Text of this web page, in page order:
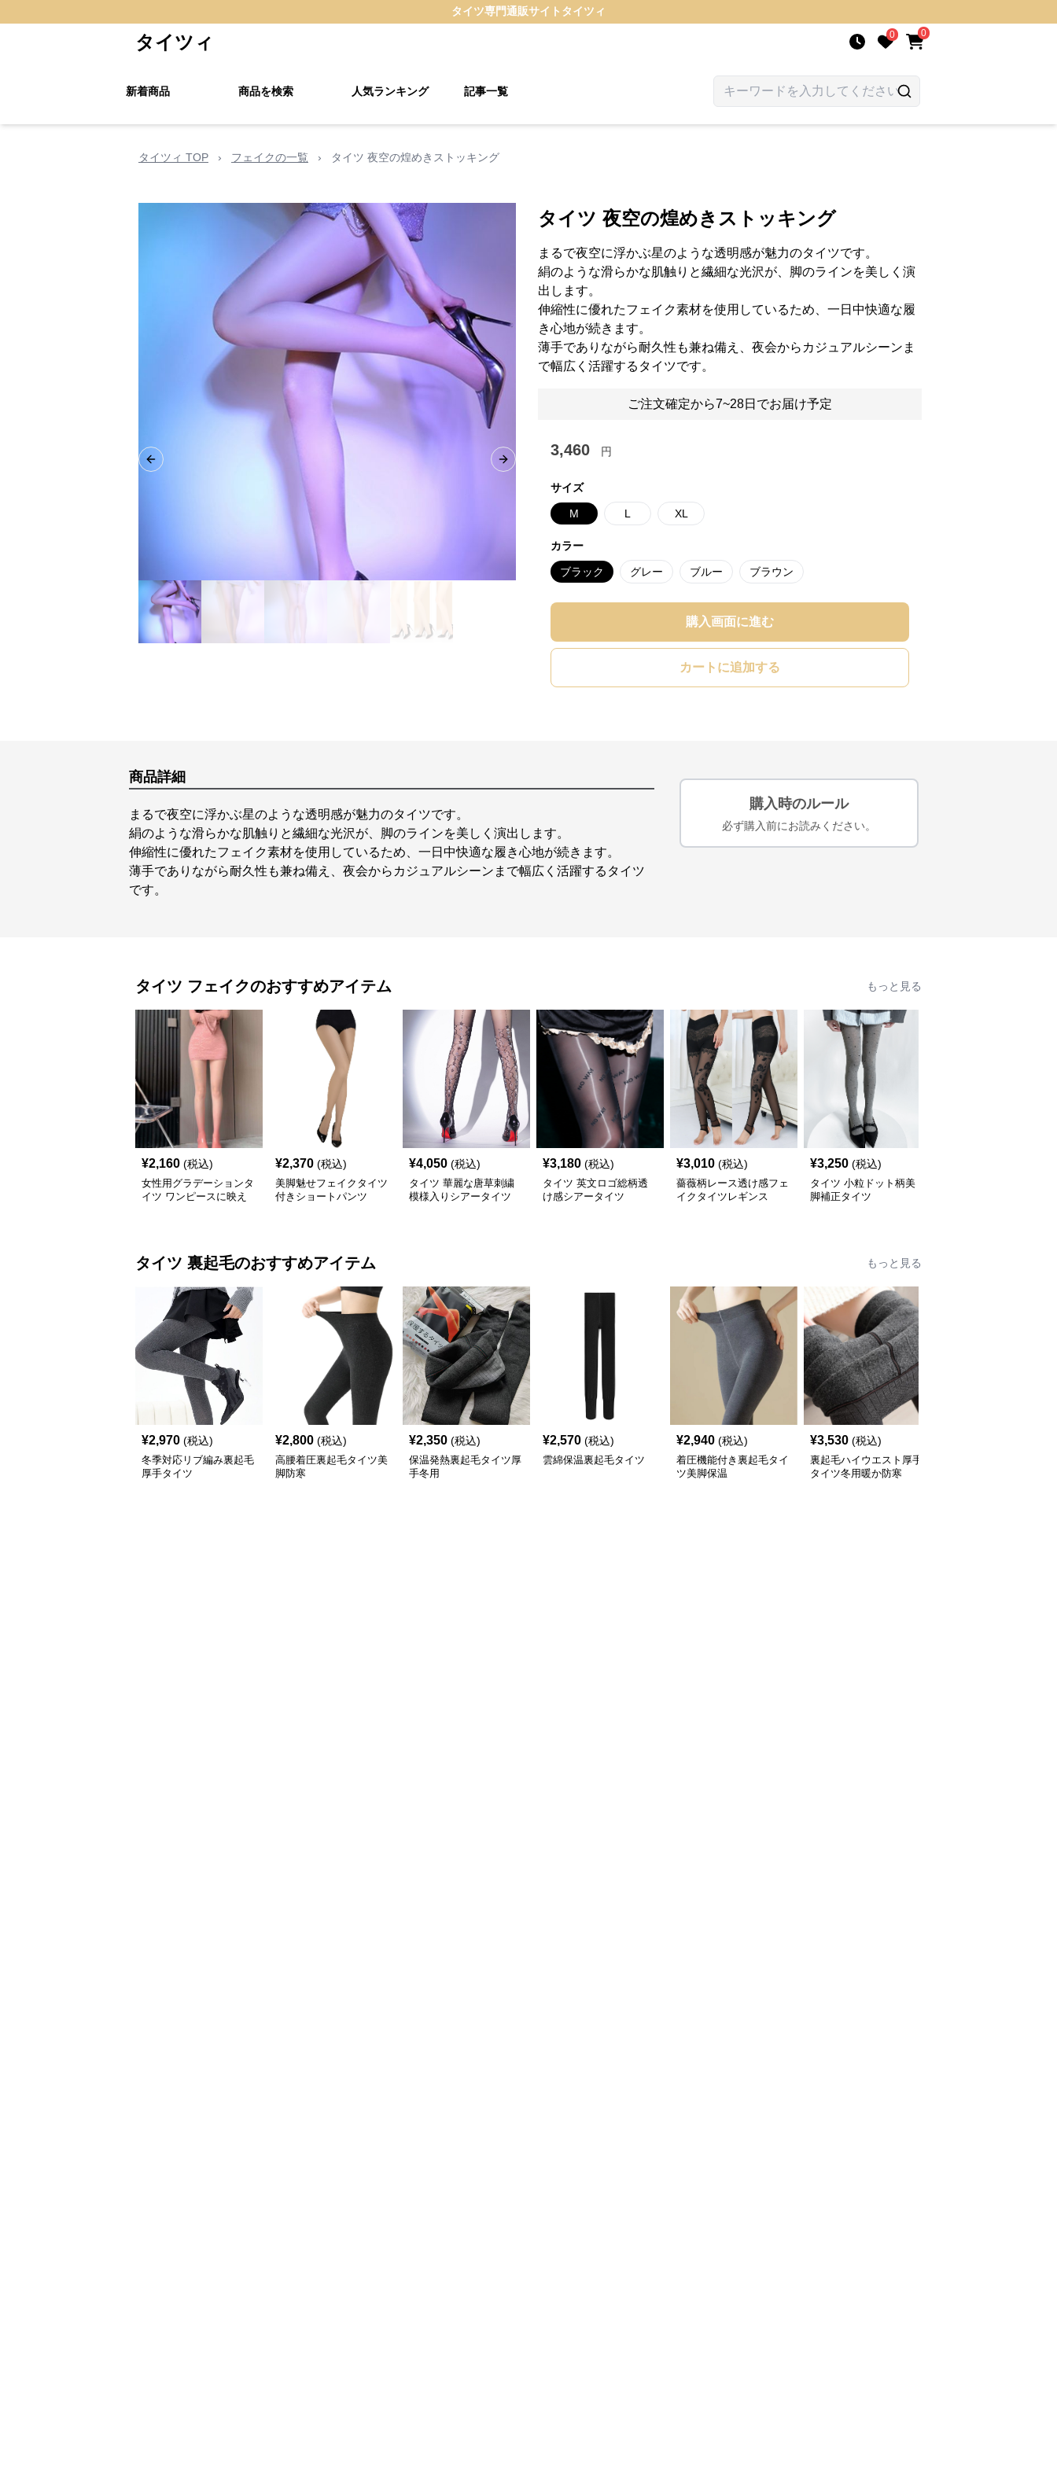
タイツ専門通販サイト タイツィ
タイツィ 0 0
新着商品 商品を検索 人気ランキング 記事一覧
タイツィ TOP › フェイクの一覧 › タイツ 夜空の煌めきストッキング
Previous slide Next slide
タイツ 夜空の煌めきストッキング
まるで夜空に浮かぶ星のような透明感が魅力のタイツです。
絹のような滑らかな肌触りと繊細な光沢が、脚のラインを美しく演
出します。
伸縮性に優れたフェイク素材を使用しているため、一日中快適な履
き心地が続きます。
薄手でありながら耐久性も兼ね備え、夜会からカジュアルシーンま
で幅広く活躍するタイツです。
ご注文確定から7~28日でお届け予定
3,460 円
サイズ
M L XL
カラー
ブラック グレー ブルー ブラウン
購入画面に進む
カートに追加する
商品詳細
まるで夜空に浮かぶ星のような透明感が魅力のタイツです。
絹のような滑らかな肌触りと繊細な光沢が、脚のラインを美しく演出します。
伸縮性に優れたフェイク素材を使用しているため、一日中快適な履き心地が続きます。
薄手でありながら耐久性も兼ね備え、夜会からカジュアルシーンまで幅広く活躍するタイツ
です。
購入時のルール
必ず購入前にお読みください。
タイツ フェイクのおすすめアイテム もっと見る
¥2,160 (税込)
女性用グラデーションタ
イツ ワンピースに映え
¥2,370 (税込)
美脚魅せフェイクタイツ
付きショートパンツ
¥4,050 (税込)
タイツ 華麗な唐草刺繍
模様入りシアータイツ
¥3,180 (税込)
タイツ 英文ロゴ総柄透
け感シアータイツ
¥3,010 (税込)
薔薇柄レース透け感フェ
イクタイツレギンス
¥3,250 (税込)
タイツ 小粒ドット柄美
脚補正タイツ
タイツ 裏起毛のおすすめアイテム もっと見る
¥2,970 (税込)
冬季対応リブ編み裏起毛
厚手タイツ
¥2,800 (税込)
高腰着圧裏起毛タイツ美
脚防寒
¥2,350 (税込)
保温発熱裏起毛タイツ厚
手冬用
¥2,570 (税込)
雲綿保温裏起毛タイツ
¥2,940 (税込)
着圧機能付き裏起毛タイ
ツ美脚保温
¥3,530 (税込)
裏起毛ハイウエスト厚手
タイツ冬用暖か防寒